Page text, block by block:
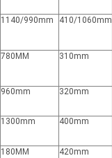
1140/990mm 410/1060mm
780MM 310mm
960mm 320mm
1300mm 400mm
180MM 420mm